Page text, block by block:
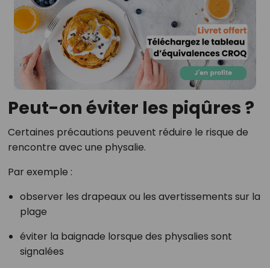
Peut-on éviter les piqûres ?
Certaines précautions peuvent réduire le risque de
rencontre avec une physalie.
Par exemple :
observer les drapeaux ou les avertissements sur la
plage
éviter la baignade lorsque des physalies sont
signalées